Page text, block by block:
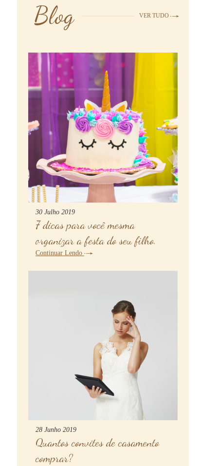
Blog VER TUDO
30 Julho 2019
7 dicas para você mesma
organizar a festa do seu filho.
Continuar Lendo
28 Junho 2019
Quantos convites de casamento
comprar?